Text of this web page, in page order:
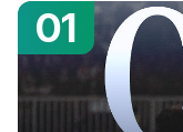
01